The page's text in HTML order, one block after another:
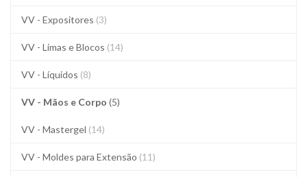
VV - Expositores (3)
VV - Limas e Blocos (14)
VV - Líquidos (8)
VV - Mãos e Corpo (5)
VV - Mastergel (14)
VV - Moldes para Extensão (11)